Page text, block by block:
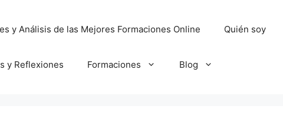
y Análisis de las Mejores Formaciones Online Quién soy
y Reflexiones Formaciones Blog